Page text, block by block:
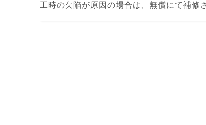
⼯時の⽋陥が原因の場合は、無償にて補修